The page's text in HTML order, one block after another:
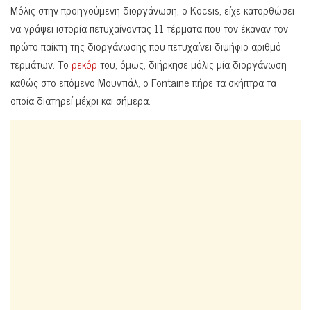
Μόλις στην προηγούμενη διοργάνωση, ο Kocsis, είχε κατορθώσει
να γράψει ιστορία πετυχαίνοντας 11 τέρματα που τον έκαναν τον
πρώτο παίκτη της διοργάνωσης που πετυχαίνει διψήφιο αριθμό
τερμάτων. Τορεκόρτου, όμως, διήρκησε μόλις μία διοργάνωση
καθώς στο επόμενο Μουντιάλ, ο Fontaine πήρε τα σκήπτρα τα
οποία διατηρεί μέχρι και σήμερα.